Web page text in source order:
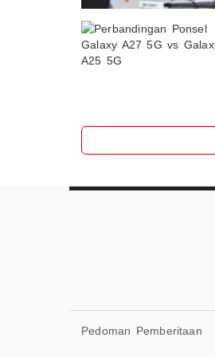
Pedoman Pemberitaan